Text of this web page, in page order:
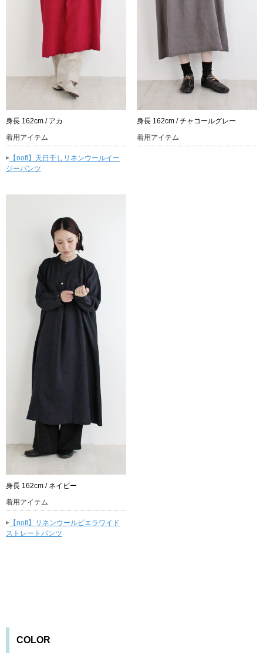
身長 162cm / アカ
着用アイテム
▸ 【nofl】天日干しリネンウールイー
ジーパンツ
身長 162cm / チャコールグレー
着用アイテム
身長 162cm / ネイビー
着用アイテム
▸ 【nofl】リネンウールビエラワイド
ストレートパンツ
COLOR